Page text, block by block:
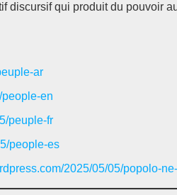
discursif qui produit du pouvoir
ar
people-en
peuple-fr
people-es
2025/05/05/popolo-